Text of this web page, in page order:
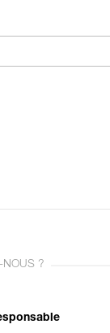
NOUS ?